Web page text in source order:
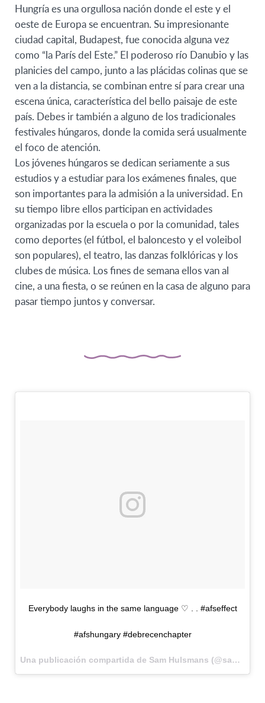
Hungría es una orgullosa nación donde el este y el
oeste de Europa se encuentran. Su impresionante
ciudad capital, Budapest, fue conocida alguna vez
como “la París del Este.” El poderoso río Danubio y las
planicies del campo, junto a las plácidas colinas que se
ven a la distancia, se combinan entre sí para crear una
escena única, característica del bello paisaje de este
país. Debes ir también a alguno de los tradicionales
festivales húngaros, donde la comida será usualmente
el foco de atención.
Los jóvenes húngaros se dedican seriamente a sus
estudios y a estudiar para los exámenes finales, que
son importantes para la admisión a la universidad. En
su tiempo libre ellos participan en actividades
organizadas por la escuela o por la comunidad, tales
como deportes (el fútbol, el baloncesto y el voleibol
son populares), el teatro, las danzas folklóricas y los
clubes de música. Los fines de semana ellos van al
cine, a una fiesta, o se reúnen en la casa de alguno para
pasar tiempo juntos y conversar.
Everybody laughs in the same language ♡ . . #afseffect
#afshungary #debrecenchapter
Una publicación compartida de Sam Hulsmans (@samhulsmans_) el